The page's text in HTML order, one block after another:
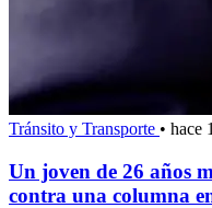
Tránsito y Transporte • hace
Un joven de 26 años
contra una columna